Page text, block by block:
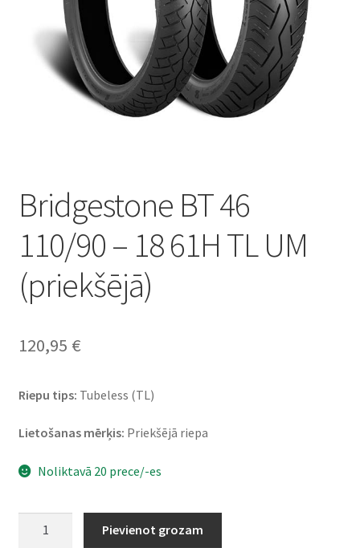
Bridgestone BT 46
110/90 – 18 61H TL UM
(priekšējā)
120,95 €
Riepu tips: Tubeless (TL)
Lietošanas mērķis: Priekšējā riepa
Noliktavā 20 prece/-es
Pievienot grozam